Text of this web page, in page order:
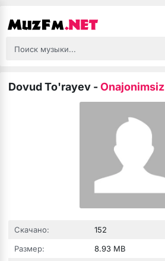
Dovud To'rayev -Onajonimsiz
Скачано:
152
Размер:
8.93 MB